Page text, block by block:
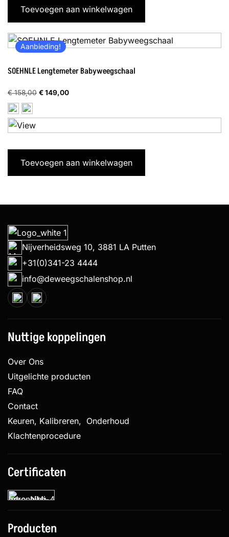
Toevoegen aan winkelwagen
Aanbieding!
SOEHNLE Lengtemeter Babyweegschaal
€158,00 Oorspronkelijke
was:
€ 158,00.
€149,00Huidige
is:
€ 149,00.
Toevoegen aan winkelwagen
Nijverheidsweg 10, 3881 LA Putten
+31(0)341-23 4444
info@deweegschalenshop.nl
Nuttige koppelingen
Over Ons
Uitgelichte producten
FAQ
Contact
Keuren, Kalibreren, Onderhoud
Klachtenprocedure
Certificaten
Producten